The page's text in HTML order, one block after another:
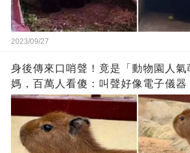
2023/09/27
身後傳來口哨聲！竟是「動物園人氣
媽，百萬人看傻：叫聲好像電子儀器